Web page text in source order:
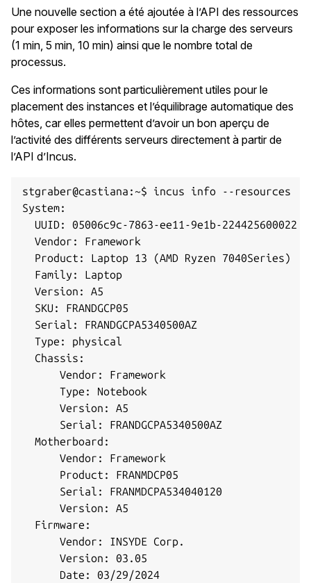
Une nouvelle section a été ajoutée à l’API des ressources
pour exposer les informations sur la charge des serveurs
(1 min, 5 min, 10 min) ainsi que le nombre total de
processus.
Ces informations sont particulièrement utiles pour le
placement des instances et l’équilibrage automatique des
hôtes, car elles permettent d’avoir un bon aperçu de
l’activité des différents serveurs directement à partir de
l’API d’Incus.
stgraber@castiana:~$ incus info --resources
System:
  UUID: 05006c9c-7863-ee11-9e1b-224425600022
  Vendor: Framework
  Product: Laptop 13 (AMD Ryzen 7040Series)
  Family: Laptop
  Version: A5
  SKU: FRANDGCP05
  Serial: FRANDGCPA5340500AZ
  Type: physical
  Chassis:
      Vendor: Framework
      Type: Notebook
      Version: A5
      Serial: FRANDGCPA5340500AZ
  Motherboard:
      Vendor: Framework
      Product: FRANMDCP05
      Serial: FRANMDCPA534040120
      Version: A5
  Firmware:
      Vendor: INSYDE Corp.
      Version: 03.05
      Date: 03/29/2024